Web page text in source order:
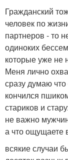
Гражданский
человек по
партнеров - то
одиноких
которые уже не
Меня лично
сразу думаю
кончился
стариков и
не важно
а что ощущаете
всякие случаи